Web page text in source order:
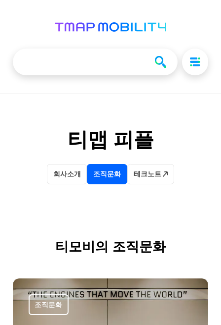
티맵 피플
회사소개 조직문화 테크노트
티모비의 조직문화
조직문화